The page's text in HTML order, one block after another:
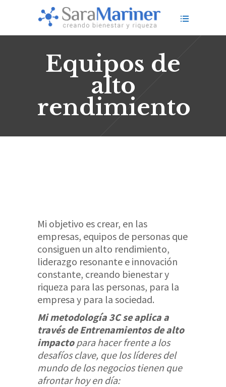
Equipos de
alto
rendimiento
Mi objetivo es crear, en las
empresas, equipos de personas que
consiguen un alto rendimiento,
liderazgo resonante e innovación
constante, creando bienestar y
riqueza para las personas, para la
empresa y para la sociedad.
Mi metodología 3C se aplica a
través de Entrenamientos de alto
impactopara hacer frente a los
desafíos clave, que los líderes del
mundo de los negocios tienen que
afrontar hoy en día: